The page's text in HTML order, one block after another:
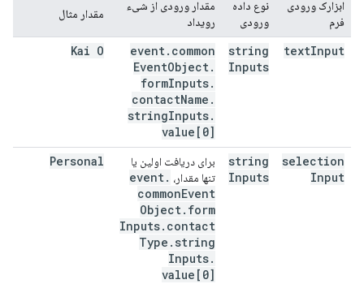
ابزارک ورودی
فرم
نوع داده
ورودی
مقدار ورودی از شیء
رویداد
مقدار مثال
textInput
string
Inputs
event. common
EventObject.
formInputs.
contactName .
stringInputs.
value[0]
Kai O
selection
Input
string
Inputs
برای دریافت اولین یا
تنها مقدار،
event.
commonEvent
Object. form
Inputs. contact
Type . string
Inputs.
value[0]
Personal